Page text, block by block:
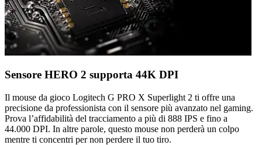
Sensore HERO 2 supporta 44K DPI
Il mouse da gioco Logitech G PRO X Superlight 2 ti offre una
precisione da professionista con il sensore più avanzato nel gaming.
Prova l’affidabilità del tracciamento a più di 888 IPS e fino a
44.000 DPI. In altre parole, questo mouse non perderà un colpo
mentre ti concentri per non perdere il tuo tiro.